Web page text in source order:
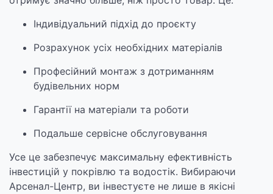
Індивідуальний підхід до проєкту
Розрахунок усіх необхідних матеріалів
Професійний монтаж з дотриманням
будівельних норм
Гарантії на матеріали та роботи
Подальше сервісне обслуговування
Усе це забезпечує максимальну ефективність
інвестицій у покрівлю та водостік. Вибираючи
Арсенал-Центр, ви інвестуєте не лише в якісні